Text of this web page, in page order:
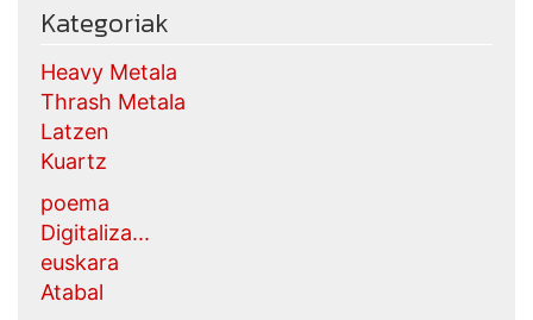
Kategoriak
Heavy Metala
Thrash Metala
Latzen
Kuartz
poema
Digitaliza...
euskara
Atabal